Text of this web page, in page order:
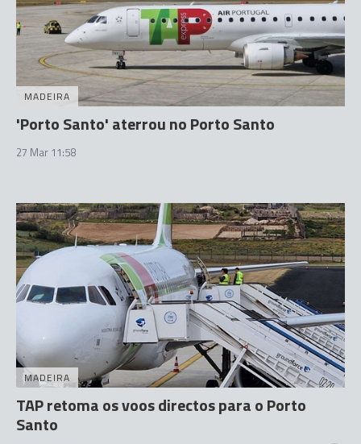
MADEIRA
'Porto Santo' aterrou no Porto Santo
27 Mar 11:58
MADEIRA
TAP retoma os voos directos para o Porto
Santo